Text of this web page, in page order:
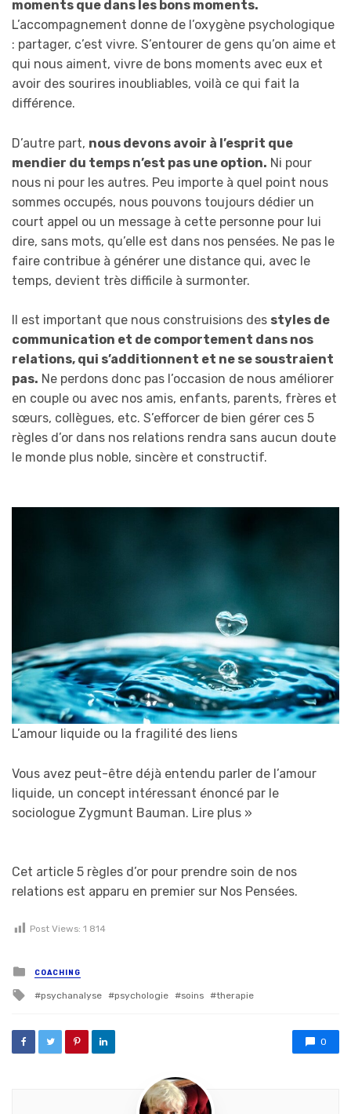
moments que dans les bons moments.
L’accompagnement donne de l’oxygène psychologique
: partager, c’est vivre. S’entourer de gens qu’on aime et
qui nous aiment, vivre de bons moments avec eux et
avoir des sourires inoubliables, voilà ce qui fait la
différence.
D’autre part, nous devons avoir à l’esprit que
mendier du temps n’est pas une option. Ni pour
nous ni pour les autres. Peu importe à quel point nous
sommes occupés, nous pouvons toujours dédier un
court appel ou un message à cette personne pour lui
dire, sans mots, qu’elle est dans nos pensées. Ne pas le
faire contribue à générer une distance qui, avec le
temps, devient très difficile à surmonter.
Il est important que nous construisions des styles de
communication et de comportement dans nos
relations, qui s’additionnent et ne se soustraient
pas. Ne perdons donc pas l’occasion de nous améliorer
en couple ou avec nos amis, enfants, parents, frères et
sœurs, collègues, etc. S’efforcer de bien gérer ces 5
règles d’or dans nos relations rendra sans aucun doute
le monde plus noble, sincère et constructif.
L’amour liquide ou la fragilité des liens
Vous avez peut-être déjà entendu parler de l’amour
liquide, un concept intéressant énoncé par le
sociologue Zygmunt Bauman. Lire plus »
Cet article 5 règles d’or pour prendre soin de nos
relations est apparu en premier sur Nos Pensées.
Post Views: 1 814
Posted in
COACHING
Tagged with
psychanalyse psychologie soins therapie
0